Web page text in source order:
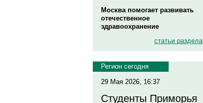
Москва помогает развивать
отечественное
здравоохранение
статьи раздела
Регион сегодня
29 Мая 2026, 16:37
Студенты Приморья